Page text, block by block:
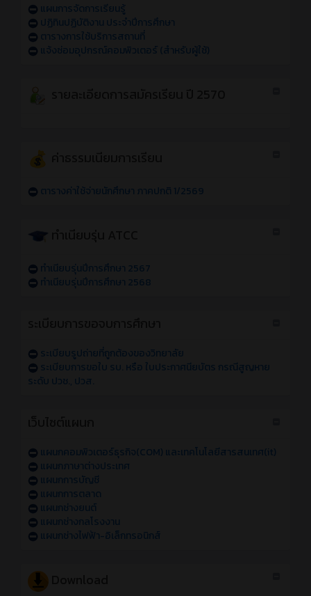
แผนการจัดการเรียนรู้
ปฏิทินปฏิบัติงาน ประจำปีการศึกษา
ตารางการใช้บริการสถานที่
แจ้งซ่อมอุปกรณ์คอมพิวเตอร์ (สำหรับผู้ใช้)
ตารางค่าใช้จ่ายนักศึกษา ภาคปกติ 1/2569
ทำเนียบรุ่นปีการศึกษา 2567
ทำเนียบรุ่นปีการศึกษา 2568
ระเบียบรูปถ่ายที่ถูกต้องของวิทยาลัย
ระเบียบการขอใบ รบ. หรือ ใบประกาศนียบัตร กรณีสูญหาย
ระดับ ปวช., ปวส.
แผนกคอมพิวเตอร์ธุรกิจ(COM) และเทคโนโลยีสารสนเทศ(it)
แผนกภาษาต่างประเทศ
แผนกการบัญชี
แผนกการตลาด
แผนกช่างยนต์
แผนกช่างกลโรงงาน
แผนกช่างไฟฟ้า-อิเล็กทรอนิกส์